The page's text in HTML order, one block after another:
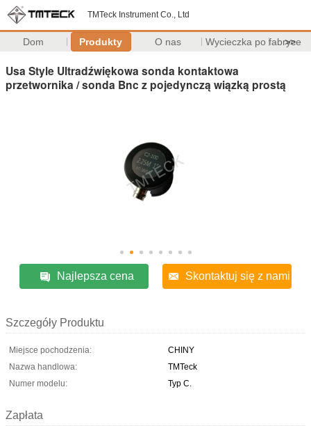
TMTeck Instrument Co., Ltd
Dom Produkty O nas Wycieczka po fabryce
>>
Usa Style Ultradźwiękowa sonda kontaktowa
przetwornika / sonda Bnc z pojedynczą wiązką prostą
Najlepsza cena Skontaktuj się z nami
Szczegóły Produktu
Miejsce pochodzenia:
CHINY
Nazwa handlowa:
TMTeck
Numer modelu:
Typ C.
Zapłata